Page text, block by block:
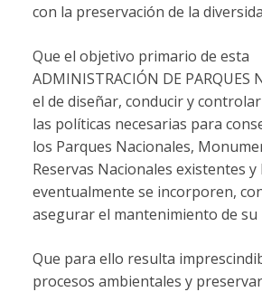
con la preservación de la
Que el objetivo primario de esta
ADMINISTRACIÓN DE PARQUES
el de diseñar, conducir y
las políticas necesarias para
los Parques Nacionales,
Reservas Nacionales existentes y
eventualmente se incorporen,
asegurar el mantenimiento de su
Que para ello resulta
procesos ambientales y